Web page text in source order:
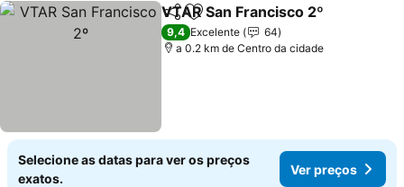
PartilharAdicionar aos favoritos
VTAR San Francisco 2º
9,4 Excelente
64
a 0.2 km de Centro da cidade
Selecione as datas para ver os preços
exatos.
Ver preços